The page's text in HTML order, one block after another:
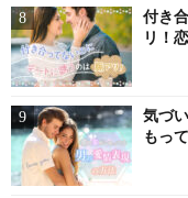
付き
リ！
気づ
もっ